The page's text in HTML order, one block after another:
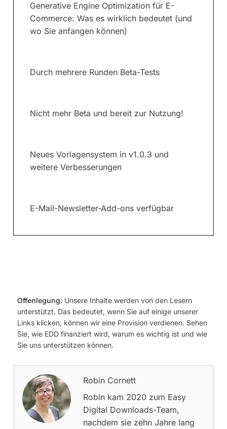
Generative Engine Optimization für E-
Commerce: Was es wirklich bedeutet (und
wo Sie anfangen können)
Durch mehrere Runden Beta-Tests
Nicht mehr Beta und bereit zur Nutzung!
Neues Vorlagensystem in v1.0.3 und
weitere Verbesserungen
E-Mail-Newsletter-Add-ons verfügbar
Offenlegung: Unsere Inhalte werden von den Lesern
unterstützt. Das bedeutet, wenn Sie auf einige unserer
Links klicken, können wir eine Provision verdienen. Sehen
Sie, wie EDD finanziert wird, warum es wichtig ist und wie
Sie uns unterstützen können.
Robin Cornett
Robin kam 2020 zum Easy
Digital Downloads-Team,
nachdem sie zehn Jahre lang